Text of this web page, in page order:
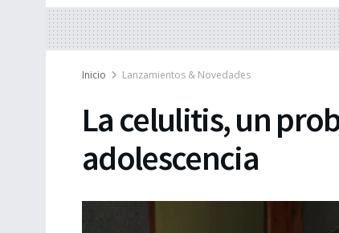
Inicio Lanzamientos & Novedades
La celulitis, un
adolescencia